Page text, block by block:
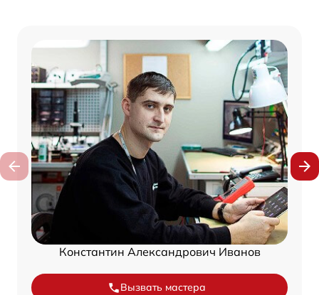
Константин Александрович Иванов
Вызвать мастера